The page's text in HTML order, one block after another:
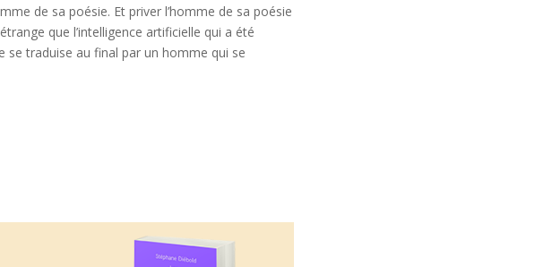
de sa poésie. Et priver l’homme de sa poésie
que l’intelligence artificielle qui a été
se traduise au final par un homme qui se